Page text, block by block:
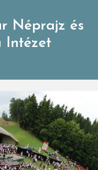
Néprajz és
Intézet